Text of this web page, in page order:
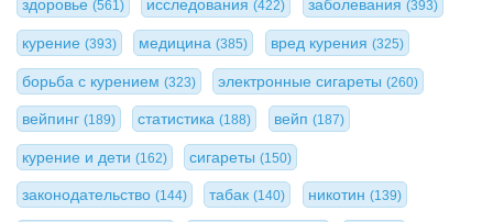
здоровье (561) исследования(422) заболевания (393)
курение (393) медицина(385) вред курения (325)
борьба с курением (323) электронные сигареты(260)
вейпинг (189) статистика(188) вейп (187)
курение и дети (162) сигареты(150)
законодательство (144) табак(140) никотин (139)